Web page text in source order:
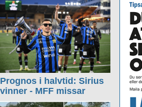
Prognos i halvtid: Sirius
vinner - MFF missar